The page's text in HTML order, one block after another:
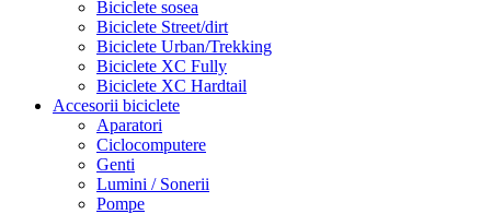
Biciclete sosea
Biciclete Street/dirt
Biciclete Urban/Trekking
Biciclete XC Fully
Biciclete XC Hardtail
Accesorii biciclete
Aparatori
Ciclocomputere
Genti
Lumini / Sonerii
Pompe